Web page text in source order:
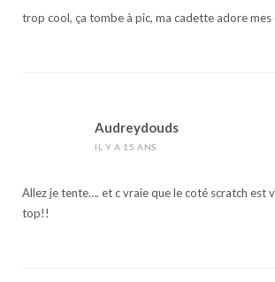
trop cool, ça tombe à pic, ma cadette adore mes
Audreydouds
IL Y A 15 ANS
Allez je tente…. et c vraie que le coté scratch est
top!!